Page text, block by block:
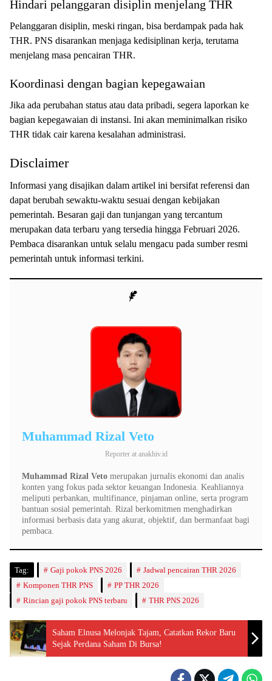
Hindari pelanggaran disiplin menjelang THR
Pelanggaran disiplin, meski ringan, bisa berdampak pada hak
THR. PNS disarankan menjaga kedisiplinan kerja, terutama
menjelang masa pencairan THR.
Koordinasi dengan bagian kepegawaian
Jika ada perubahan status atau data pribadi, segera laporkan ke
bagian kepegawaian di instansi. Ini akan meminimalkan risiko
THR tidak cair karena kesalahan administrasi.
Disclaimer
Informasi yang disajikan dalam artikel ini bersifat referensi dan
dapat berubah sewaktu-waktu sesuai dengan kebijakan
pemerintah. Besaran gaji dan tunjangan yang tercantum
merupakan data terbaru yang tersedia hingga Februari 2026.
Pembaca disarankan untuk selalu mengacu pada sumber resmi
pemerintah untuk informasi terkini.
Muhammad Rizal Veto
Reporter at anakhiv.id
Muhammad Rizal Veto merupakan jurnalis ekonomi dan analis
konten yang fokus pada sektor keuangan Indonesia. Keahliannya
meliputi perbankan, multifinance, pinjaman online, serta program
bantuan sosial pemerintah. Rizal berkomitmen menghadirkan
informasi berbasis data yang akurat, objektif, dan bermanfaat bagi
pembaca.
Tag: Gaji pokok PNS 2026
Jadwal pencairan THR 2026
Komponen THR PNS
PP THR 2026
Rincian gaji pokok PNS terbaru
THR PNS 2026
Saham Elnusa Melonjak Tajam, Catatkan Rekor Baru
Sejak Perdana Saham Di Bursa!